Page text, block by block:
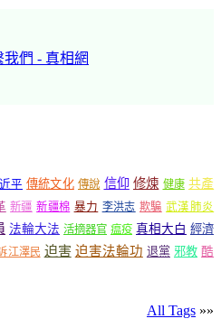
我們 - 真相網
平 傳統文化 傳說 信仰 修煉 健康 共產
新疆 新疆棉 暴力 李洪志 欺騙 武漢肺炎
法輪大法 活摘器官 瘟疫 真相大白 經濟
江澤民 迫害 迫害法輪功 退黨 邪教 酷
All Tags »»